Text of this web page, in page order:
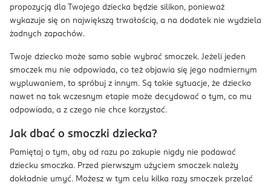
propozycją dla Twojego dziecka będzie silikon, ponieważ
wykazuje się on największą trwałością, a na dodatek nie wydziela
żadnych zapachów.
Twoje dziecko może samo sobie wybrać smoczek. Jeżeli jeden
smoczek mu nie odpowiada, co też objawia się jego nadmiernym
wypluwaniem, to spróbuj z innym. Są takie sytuacje, że dziecko
nawet na tak wczesnym etapie może decydować o tym, co mu
odpowiada, a z czego nie chce korzystać.
Jak dbać o smoczki dziecka?
Pamiętaj o tym, aby od razu po zakupie nigdy nie podawać
dziecku smoczka. Przed pierwszym użyciem smoczek należy
dokładnie umyć. Możesz w tym celu kilka razy smoczek przelać